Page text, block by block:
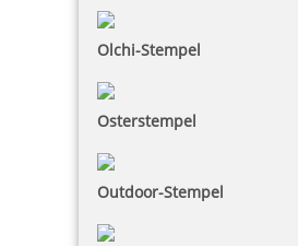
Olchi-Stempel
Osterstempel
Outdoor-Stempel